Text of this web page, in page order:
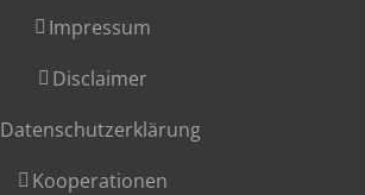
Impressum
Disclaimer
Datenschutzerklärung
Kooperationen